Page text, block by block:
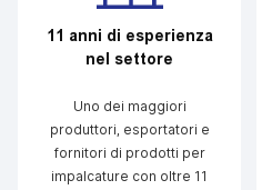
11 anni di esperienza
nel settore
Uno dei maggiori
produttori, esportatori e
fornitori di prodotti per
impalcature con oltre 11